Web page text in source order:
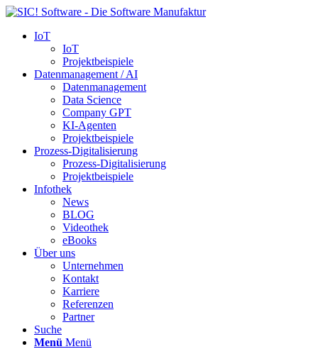
IoT
IoT
Projektbeispiele
Datenmanagement / AI
Datenmanagement
Data Science
Company GPT
KI-Agenten
Projektbeispiele
Prozess-Digitalisierung
Prozess-Digitalisierung
Projektbeispiele
Infothek
News
BLOG
Videothek
eBooks
Über uns
Unternehmen
Kontakt
Karriere
Referenzen
Partner
Suche
Menü Menü